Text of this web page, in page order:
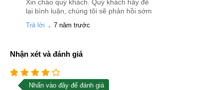
Xin chào quý khách. Quý khách hãy để
lại bình luận, chúng tôi sẽ phản hồi sớm
Trả lời . 7 năm trước
Nhận xét và đánh giá
Nhấn vào đây để đánh giá